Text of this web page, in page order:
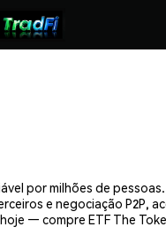
por milhões de
e negociação P2P,
— compre ETF The